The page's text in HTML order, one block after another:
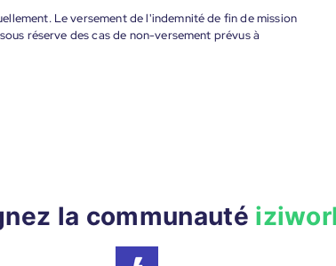
Le versement de l'indemnité de fin de mission
réserve des cas de non-versement prévus à
la communauté